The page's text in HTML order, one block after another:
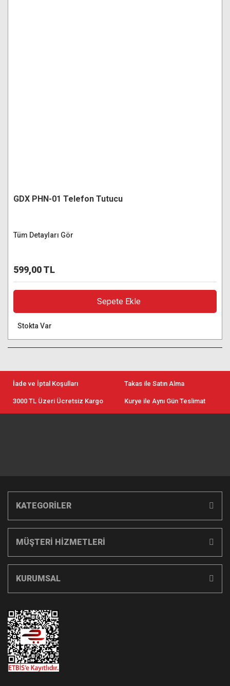
GDX PHN-01 Telefon Tutucu
Tüm Detayları Gör
599,00 TL
Sepete Ekle
Stokta Var
İade ve İptal Koşulları Takas ile Satın Alma
3000 TL Üzeri Ücretsiz Kargo Kurye ile Aynı Gün Teslimat
KATEGORİLER
MÜŞTERİ HİZMETLERİ
KURUMSAL